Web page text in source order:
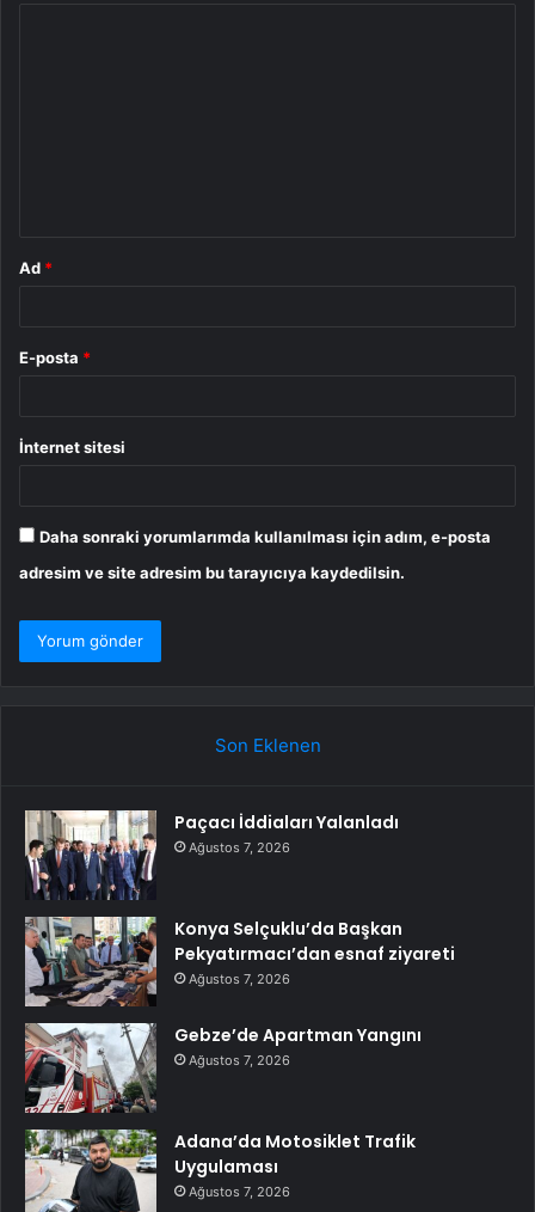
Ad *
E-posta *
İnternet sitesi
Daha sonraki yorumlarımda kullanılması için adım, e-posta
adresim ve site adresim bu tarayıcıya kaydedilsin.
Son Eklenen
Paçacı İddiaları Yalanladı
Ağustos 7, 2026
Konya Selçuklu’da Başkan
Pekyatırmacı’dan esnaf ziyareti
Ağustos 7, 2026
Gebze’de Apartman Yangını
Ağustos 7, 2026
Adana’da Motosiklet Trafik
Uygulaması
Ağustos 7, 2026